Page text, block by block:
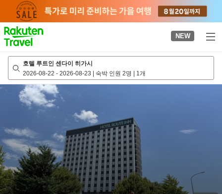
page
NEW
호텔 루트인 센다이 히가시
2026-08-22 - 2026-08-23 | 숙박 인원 2명 | 1개